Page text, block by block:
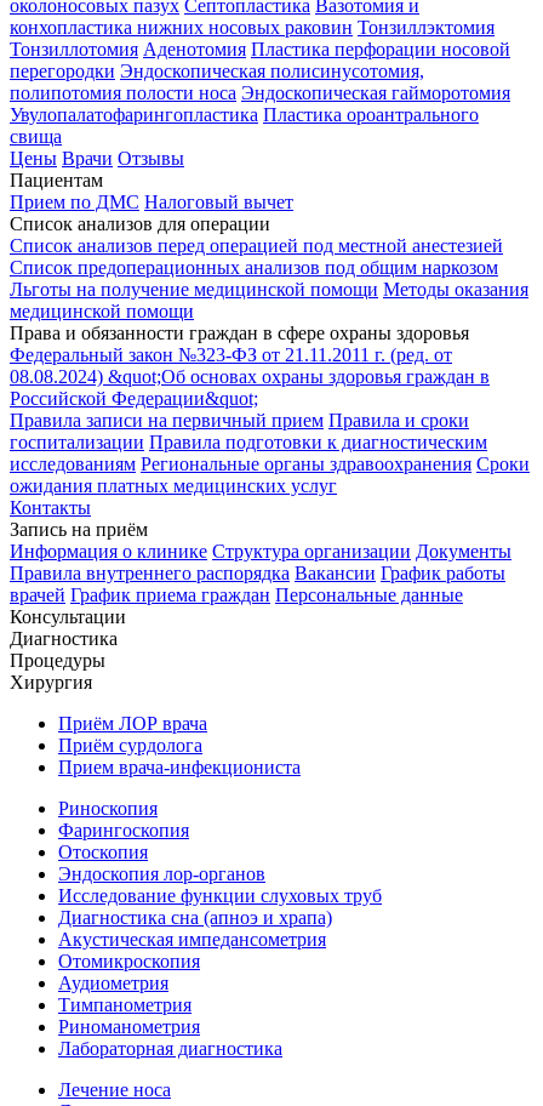
околоносовых пазух Септопластика Вазотомия и
конхопластика нижних носовых раковин Тонзиллэктомия
Тонзиллотомия Аденотомия Пластика перфорации носовой
перегородки Эндоскопическая полисинусотомия,
полипотомия полости носа Эндоскопическая гайморотомия
Увулопалатофарингопластика Пластика ороантрального
свища
Цены Врачи Отзывы
Пациентам
Прием по ДМС Налоговый вычет
Список анализов для операции
Список анализов перед операцией под местной анестезией
Список предоперационных анализов под общим наркозом
Льготы на получение медицинской помощи Методы оказания
медицинской помощи
Права и обязанности граждан в сфере охраны здоровья
Федеральный закон №323-ФЗ от 21.11.2011 г. (ред. от
08.08.2024) &quot;Об основах охраны здоровья граждан в
Российской Федерации&quot;
Правила записи на первичный прием Правила и сроки
госпитализации Правила подготовки к диагностическим
исследованиям Региональные органы здравоохранения Сроки
ожидания платных медицинских услуг
Контакты
Запись на приём
Информация о клинике Структура организации Документы
Правила внутреннего распорядка Вакансии График работы
врачей График приема граждан Персональные данные
Консультации
Диагностика
Процедуры
Хирургия
Приём ЛОР врача
Приём сурдолога
Прием врача-инфекциониста
Риноскопия
Фарингоскопия
Отоскопия
Эндоскопия лор-органов
Исследование функции слуховых труб
Диагностика сна (апноэ и храпа)
Акустическая импедансометрия
Отомикроскопия
Аудиометрия
Тимпанометрия
Риноманометрия
Лабораторная диагностика
Лечение носа